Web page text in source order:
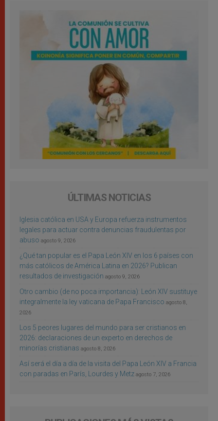
ÚLTIMAS NOTICIAS
Iglesia católica en USA y Europa refuerza instrumentos
legales para actuar contra denuncias fraudulentas por
abuso agosto 9, 2026
¿Qué tan popular es el Papa León XIV en los 6 países con
más católicos de América Latina en 2026? Publican
resultados de investigación agosto 9, 2026
Otro cambio (de no poca importancia): León XIV sustituye
integralmente la ley vaticana de Papa Francisco agosto 8,
2026
Los 5 peores lugares del mundo para ser cristianos en
2026: declaraciones de un experto en derechos de
minorías cristianas agosto 8, 2026
Así será el día a día de la visita del Papa León XIV a Francia
con paradas en París, Lourdes y Metz agosto 7, 2026